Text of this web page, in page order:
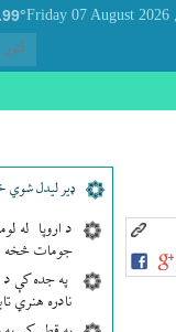
, Friday 07 August 2026
ډير لیدل شوي
د اروپا له
جومات څخه د
په جده کې
نادره هنري